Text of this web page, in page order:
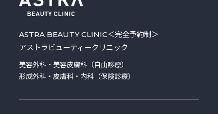
ASTRA BEAUTY CLINIC＜完全予約制＞
アストラビューティークリニック
美容外科・美容皮膚科（自由診療）
形成外科・皮膚科・内科（保険診療）